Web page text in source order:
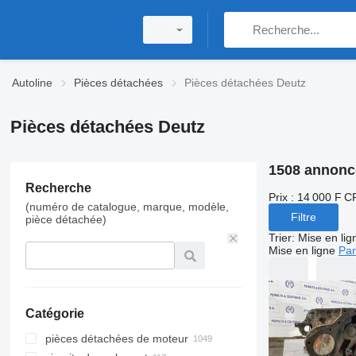
Autoline Pièces détachées Pièces détachées Deutz
Pièces détachées Deutz
Recherche
(numéro de catalogue, marque, modèle,
pièce détachée)
Catégorie
pièces détachées de moteur
1508
Prix : 14 000 F
Filtre
Trier: Mise en
Mise en ligne